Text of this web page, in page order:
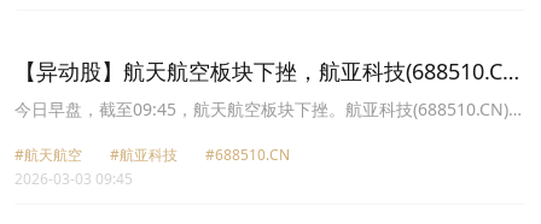
【异动股】航天航空板块下挫，航亚科技(688510.CN)
跌8.9%
今日早盘，截至09:45，航天航空板块下挫。航亚科技(688510.CN)跌
技(688239.CN)跌7.34%报71.07元，中无人机(688297.CN)跌6.63%
报55.74元，航天环宇(688523.CN)跌6.52%报63.22元，中国卫星
#航天航空 #航亚科技
#688510.CN
2026-03-03 09:45